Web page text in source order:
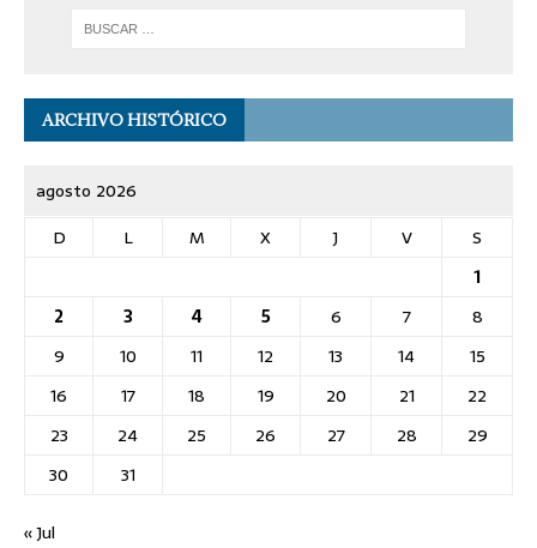
ARCHIVO HISTÓRICO
agosto 2026
D
L M X J V
S
1
2
3 4 5 6 7
8
9
10 11 12 13 14
15
16
17 18 19 20 21
22
23
24 25 26 27 28
29
30
31
« Jul